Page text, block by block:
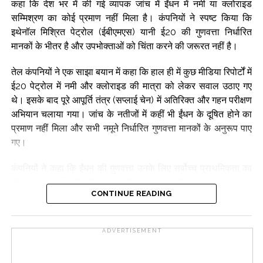
कहा कि देश भर में की गई व्यापक जांच में ईंधन में नमी या क्लोराइड
सम्मिश्रण का कोई प्रमाण नहीं मिला है। कंपनियों ने स्पष्ट किया कि
इथेनॉल मिश्रित पेट्रोल (ईबीएमएस) यानी ई20 की गुणवत्ता निर्धारित
मानकों के भीतर है और उपभोक्ताओं को चिंता करने की जरूरत नहीं है।
तेल कंपनियों ने एक साझा बयान में कहा कि हाल ही में कुछ मीडिया रिपोर्टों में
ई20 पेट्रोल में नमी और क्लोराइड की मात्रा को लेकर सवाल उठाए गए
थे। इसके बाद पूरे आपूर्ति तंत्र (सप्लाई चेन) में अतिरिक्त और गहन परीक्षण
अभियान चलाया गया। जांच के नतीजों में कहीं भी ईंधन के दूषित होने का
प्रमाण नहीं मिला और सभी नमूने निर्धारित गुणवत्ता मानकों के अनुरूप पाए
गए।
विषय है। अगर किसी ऐसी समस्या की आशंका होती है जो वाहनों के प्रदर्शन
या उपभोक्ताओं के भरोसे को प्रभावित कर सकती है, तो उसकी वैज्ञानिक
CONTINUE READING
ADVERTISEMENT